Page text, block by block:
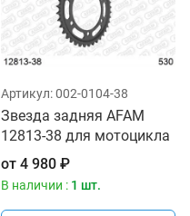
Артикул:002-0104-38
Звезда задняя AFAM
12813-38 для мотоцикла
от 4 980 ₽
В наличии : 1 шт.